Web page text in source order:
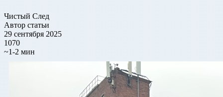
Чистый След
Автор статьи
29 сентября 2025
1070
~1-2 мин